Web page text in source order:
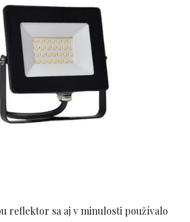
reflektor sa aj v minulosti používalo